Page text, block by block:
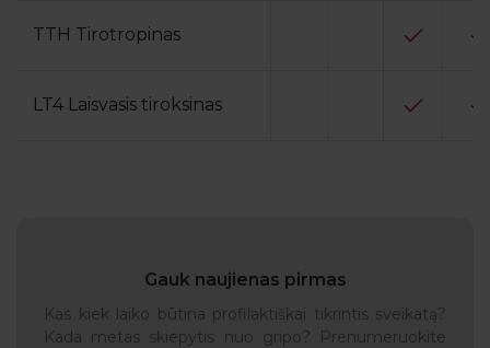
TTH Tirotropinas
LT4 Laisvasis tiroksinas
Gauk naujienas pirmas
Kas kiek laiko būtina profilaktiškai tikrintis sveikatą?
Kada metas skiepytis nuo gripo? Prenumeruokite